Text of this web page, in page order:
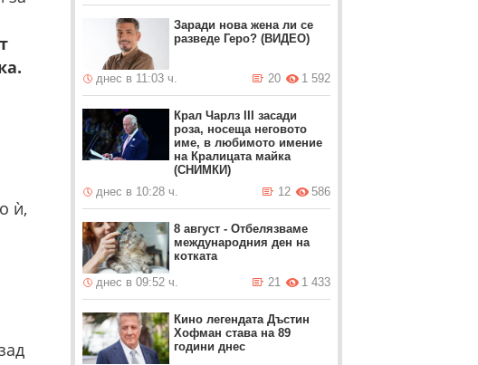
ѝ,
Заради нова жена ли се
разведе Геро? (ВИДЕО)
днес в 11:03 ч. 1 592
20
Крал Чарлз III засади
роза, носеща неговото
име, в любимото имение
на Кралицата майка
(СНИМКИ)
днес в 10:28 ч.
586
12
8 август - Отбелязваме
международния ден на
котката
днес в 09:52 ч.
1 433
21
Кино легендата Дъстин
Хофман става на 89
години днес